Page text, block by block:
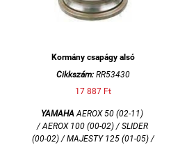
Kormány csapágy alsó
Cikkszám: RR53430
17 887 Ft
YAMAHA AEROX 50 (02-11)
/ AEROX 100 (00-02) / SLIDER
(00-02) /MAJESTY 125 (01-05) /